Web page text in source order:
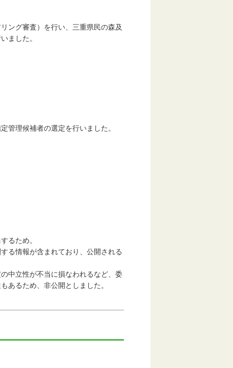
グ審査）を行い、三重県民の森及
ました。
理候補者の選定を行いました。
るため。
情報が含まれており、公開される
中立性が不当に損なわれるなど、委
あるため、非公開としました。